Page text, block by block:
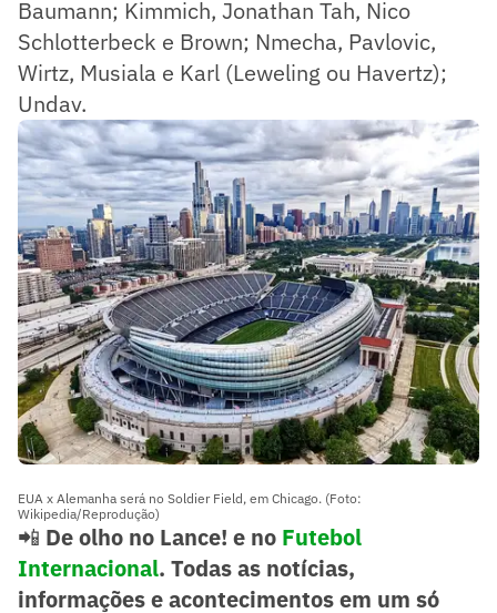
Baumann; Kimmich, Jonathan Tah, Nico
Schlotterbeck e Brown; Nmecha, Pavlovic,
Wirtz, Musiala e Karl (Leweling ou Havertz);
Undav.
EUA x Alemanha será no Soldier Field, em Chicago. (Foto:
Wikipedia/Reprodução)
📲 De olho no Lance! e no Futebol
Internacional. Todas as notícias,
informações e acontecimentos em um só